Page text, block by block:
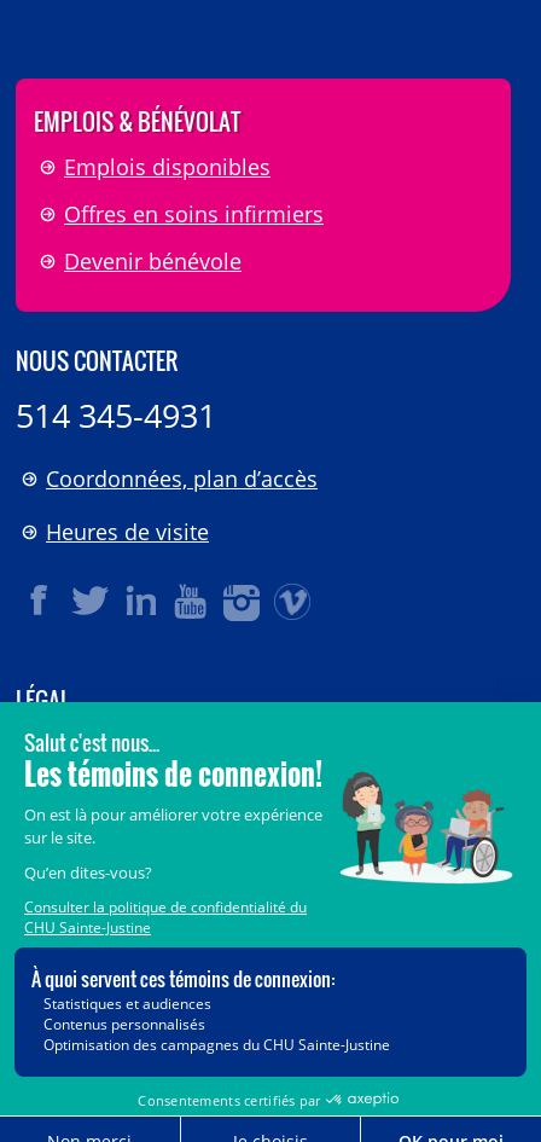
EMPLOIS & BÉNÉVOLAT
Emplois disponibles
Offres en soins infirmiers
Devenir bénévole
NOUS CONTACTER
514 345-4931
Coordonnées, plan d’accès
Heures de visite
LÉGAL
© 2006-2026CHU Sainte-Justine.
Tous droits réservés.
Crédits
Accès aux documents des organismes publics